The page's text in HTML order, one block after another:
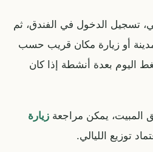
تسجيل الدخول في الفندق، ثم
أو زيارة مكان قريب حسب
اليوم بعدة أنشطة إذا كان
المبيت، يمكن مراجعة زيارة
توزيع الليالي.